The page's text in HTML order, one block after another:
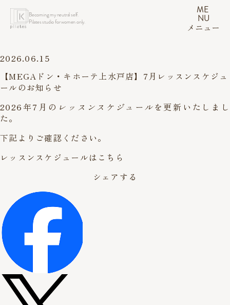
Becoming my neutral self.
Pilates studio for women only.
ME
NU
メニュー
2026.06.15
【MEGAドン・キホーテ上水戸店】7月レッスンスケジュ
ールのお知らせ
2026年7月の レッスンスケジュールを更新いたしまし
た。
下記よりご確認ください。
レッスンスケジュールはこちら
シェアする